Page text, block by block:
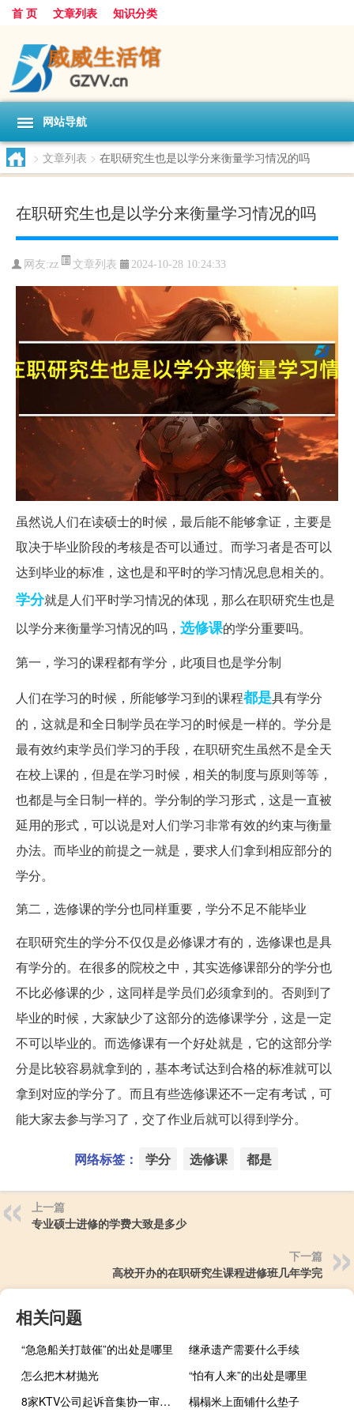
首 页 文章列表 知识分类
网站导航
> 文章列表 > 在职研究生也是以学分来衡量学习情况的吗
在职研究生也是以学分来衡量学习情况的吗
网友:zz 文章列表 2024-10-28 10:24:33
虽然说人们在读硕士的时候，最后能不能够拿证，主要是
取决于毕业阶段的考核是否可以通过。而学习者是否可以
达到毕业的标准，这也是和平时的学习情况息息相关的。
学分就是人们平时学习情况的体现，那么在职研究生也是
以学分来衡量学习情况的吗， 选修课的学分重要吗。
第一，学习的课程都有学分，此项目也是学分制
人们在学习的时候，所能够学习到的课程都是具有学分
的，这就是和全日制学员在学习的时候是一样的。学分是
最有效约束学员们学习的手段，在职研究生虽然不是全天
在校上课的，但是在学习时候，相关的制度与原则等等，
也都是与全日制一样的。学分制的学习形式，这是一直被
延用的形式，可以说是对人们学习非常有效的约束与衡量
办法。而毕业的前提之一就是，要求人们拿到相应部分的
学分。
第二，选修课的学分也同样重要，学分不足不能毕业
在职研究生的学分不仅仅是必修课才有的，选修课也是具
有学分的。在很多的院校之中，其实选修课部分的学分也
不比必修课的少，这同样是学员们必须拿到的。否则到了
毕业的时候，大家缺少了这部分的选修课学分，这是一定
不可以毕业的。而选修课有一个好处就是，它的这部分学
分是比较容易就拿到的，基本考试达到合格的标准就可以
拿到对应的学分了。而且有些选修课还不一定有考试，可
能大家去参与学习了，交了作业后就可以得到学分。
网络标签： 学分 选修课 都是
上一篇
专业硕士进修的学费大致是多少
下一篇
高校开办的在职研究生课程进修班几年学完
相关问题
“急急船关打鼓催”的出处是哪里
继承遗产需要什么手续
怎么把木材抛光
“怕有人来”的出处是哪里
8家KTV公司起诉音集协一审宣判
榻榻米上面铺什么垫子